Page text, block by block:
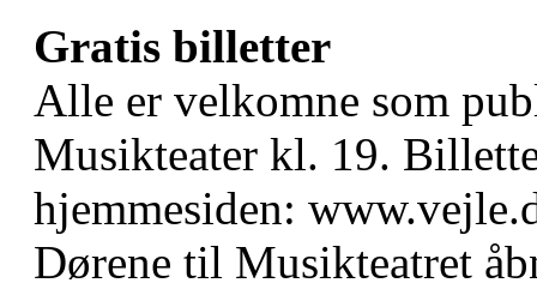
Gratis billetter
Alle er velkomne som
Musikteater kl. 19.
hjemmesiden:
Dørene til Musikteatret